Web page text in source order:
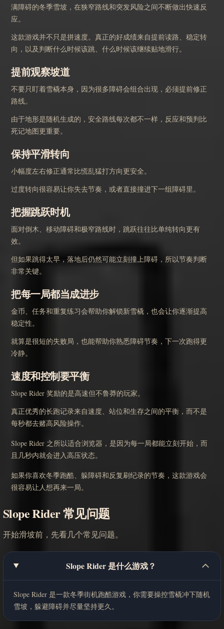
满障碍的冬季雪坡，在狭窄路线和突发风险之间不断做出快速反
应。
这款游戏并不只是拼速度。真正的好成绩来自提前读路、稳定转
向，以及判断什么时候该跳、什么时候该继续贴地滑行。
提前观察坡道
不要只盯着雪橇本身，因为很多障碍会组合出现，必须提前修正
路线。
由于地形是随机生成的，安全路线每次都不一样，反应和预判比
死记地图更重要。
保持平滑转向
小幅度左右修正通常比慌乱猛打方向更安全。
过度转向很容易让你失去节奏，或者直接撞进下一组障碍里。
把握跳跃时机
面对倒木、移动障碍和极窄路线时，跳跃往往比单纯转向更有
效。
但如果跳得太早，落地后仍然可能立刻撞上障碍，所以节奏判断
非常关键。
把每一局都当成进步
金币、任务和重复练习会帮助你解锁新雪橇，也会让你逐渐提高
稳定性。
就算是很短的失败局，也能帮助你熟悉障碍节奏，下一次跑得更
冷静。
速度和控制要平衡
Slope Rider 奖励的是高速但不鲁莽的玩家。
真正优秀的长跑记录来自速度、站位和生存之间的平衡，而不是
每秒都去赌高风险操作。
Slope Rider 之所以适合浏览器，是因为每一局都能立刻开始，而
且几秒内就会进入高压状态。
如果你喜欢冬季跑酷、躲障碍和反复刷纪录的节奏，这款游戏会
很容易让人想再来一局。
Slope Rider 常见问题
开始滑坡前，先看几个常见问题。
Slope Rider 是什么游戏？
Slope Rider 是一款冬季街机跑酷游戏，你需要操控雪橇冲下随机
雪坡，躲避障碍并尽量坚持更久。